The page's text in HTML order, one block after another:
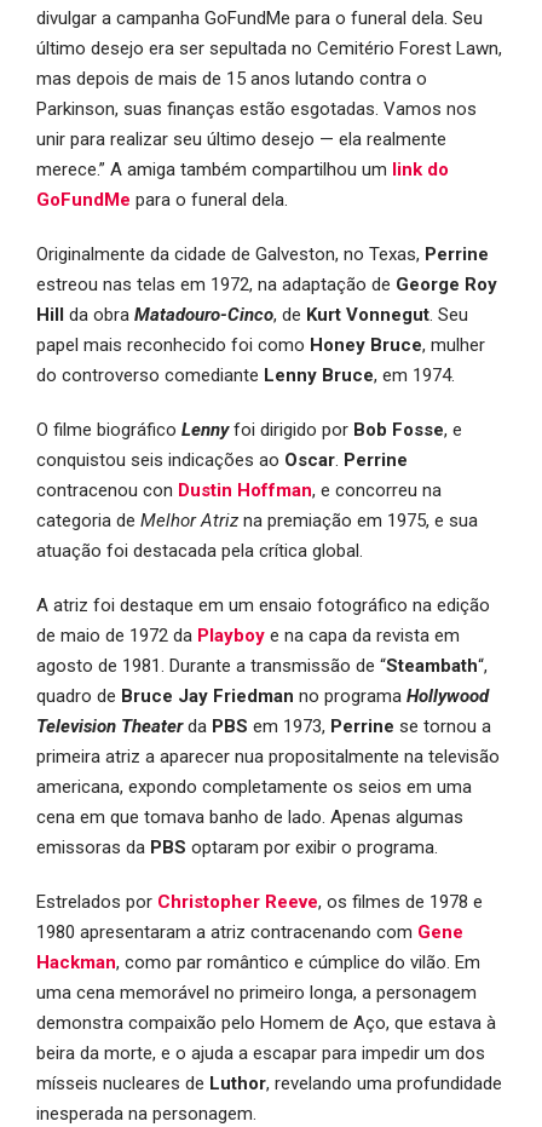
divulgar a campanha GoFundMe para o funeral dela. Seu
último desejo era ser sepultada no Cemitério Forest Lawn,
mas depois de mais de 15 anos lutando contra o
Parkinson, suas finanças estão esgotadas. Vamos nos
unir para realizar seu último desejo — ela realmente
merece.” A amiga também compartilhou um link do
GoFundMe para o funeral dela.
Originalmente da cidade de Galveston, no Texas, Perrine
estreou nas telas em 1972, na adaptação de George Roy
Hill da obra Matadouro-Cinco, de Kurt Vonnegut. Seu
papel mais reconhecido foi como Honey Bruce, mulher
do controverso comediante Lenny Bruce, em 1974.
O filme biográfico Lennyfoi dirigido por Bob Fosse, e
conquistou seis indicações ao Oscar. Perrine
contracenou con Dustin Hoffman, e concorreu na
categoria de Melhor Atriz na premiação em 1975, e sua
atuação foi destacada pela crítica global.
A atriz foi destaque em um ensaio fotográfico na edição
de maio de 1972 da Playboy e na capa da revista em
agosto de 1981. Durante a transmissão de “Steambath“,
quadro de Bruce Jay Friedman no programa Hollywood
Television Theaterda PBS em 1973, Perrine se tornou a
primeira atriz a aparecer nua propositalmente na televisão
americana, expondo completamente os seios em uma
cena em que tomava banho de lado. Apenas algumas
emissoras da PBS optaram por exibir o programa.
Estrelados por Christopher Reeve, os filmes de 1978 e
1980 apresentaram a atriz contracenando com Gene
Hackman, como par romântico e cúmplice do vilão. Em
uma cena memorável no primeiro longa, a personagem
demonstra compaixão pelo Homem de Aço, que estava à
beira da morte, e o ajuda a escapar para impedir um dos
mísseis nucleares de Luthor, revelando uma profundidade
inesperada na personagem.